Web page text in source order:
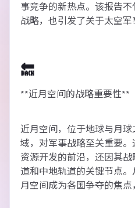
事竞争的新热点。该报告
战略，也引发了关于太空军
🔙
**近月空间的战略重要性**
近月空间，位于地球与月球
域，对军事战略至关重要
资源开发的前沿，还因其
道和中地轨道的关键节点
月空间成为各国争夺的焦点